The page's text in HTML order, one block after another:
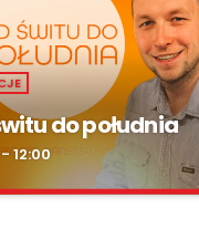
do południa
12:00